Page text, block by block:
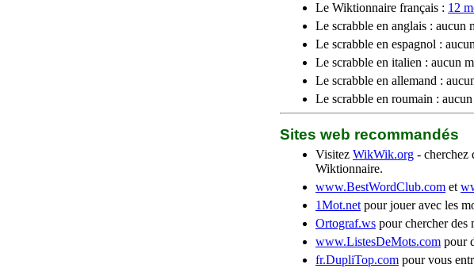
Le Wiktionnaire français : 12
Le scrabble en anglais : aucun
Le scrabble en espagnol :
Le scrabble en italien : aucun
Le scrabble en allemand :
Le scrabble en roumain :
Sites web recommandés
Visitez WikWik.org - cherchez
Wiktionnaire.
www.BestWordClub.com et
1Mot.net pour jouer avec les
Ortograf.ws pour chercher des
www.ListesDeMots.com pour
fr.DupliTop.com pour vous